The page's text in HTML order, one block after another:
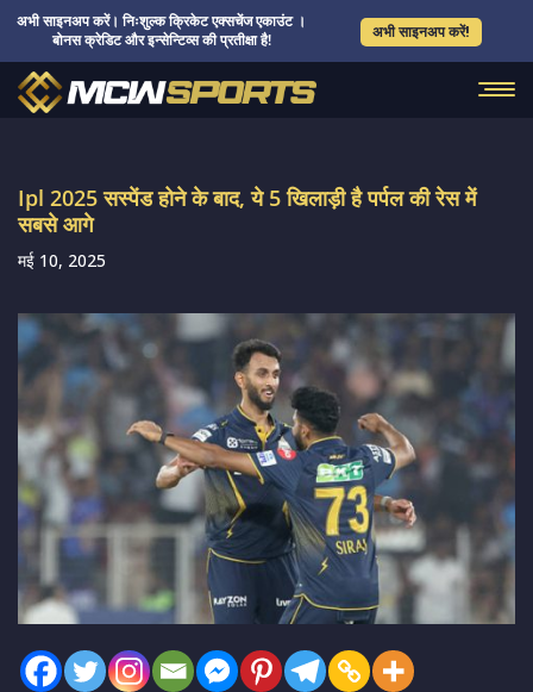
अभी साइनअप करें। निःशुल्क क्रिकेट एक्सचेंज एकाउंट ।
बोनस क्रेडिट और इन्सेन्टिव्स की प्रतीक्षा है!
अभी साइनअप करें!
Ipl 2025 सस्पेंड होने के बाद, ये 5 खिलाड़ी है पर्पल की रेस में
सबसे आगे
मई 10, 2025